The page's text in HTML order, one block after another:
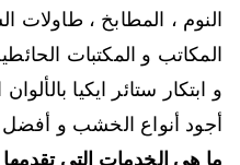
النوم ، المطابخ ، طاولات
المكاتب و المكتبات
و ابتكار ستائر ايكيا
أجود أنواع الخشب و أفضل
ما هي الخدمات التي